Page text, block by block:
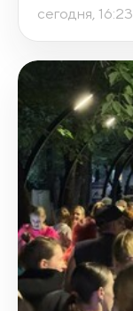
сегодня, 16:23